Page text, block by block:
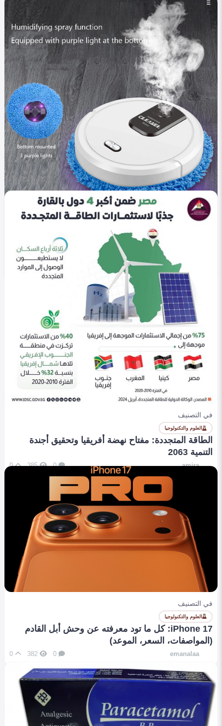
في التصنيف
بايت دانس تقتحم المنازل بروبوتات ذكية لتنظيف المطبخ
وطوي الملابس
emanalaa
0
399
في التصنيف
العلوم والتكنولوجيا
الطاقة المتجددة: مفتاح نهضة أفريقيا وتحقيق أجندة
التنمية 2063
amira
0
385
0
في التصنيف
العلوم والتكنولوجيا
iPhone 17: كل ما تود معرفته عن وحش أبل القادم
(المواصفات، السعر، الموعد)
emanalaa
0
382